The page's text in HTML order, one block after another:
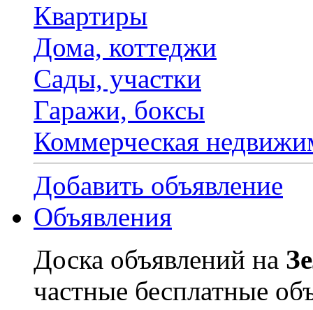
Квартиры
Дома, коттеджи
Сады, участки
Гаражи, боксы
Коммерческая
Добавить объявление
Объявления
Доска объявлений на
частные бесплатные